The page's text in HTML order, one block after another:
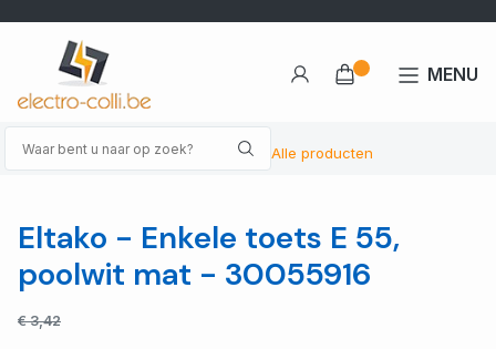
Alle producten
MENU
Eltako - Enkele toets E 55,
poolwit mat - 30055916
€ 3,42